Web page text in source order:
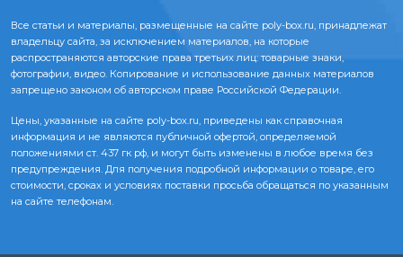
Все статьи и материалы, размещенные на сайте poly-box.ru, принадлежат
владельцу сайта, за исключением материалов, на которые
распространяются авторские права третьих лиц: товарные знаки,
фотографии, видео. Копирование и использование данных материалов
запрещено законом об авторском праве Российской Федерации.
Цены, указанные на сайте poly-box.ru, приведены как справочная
информация и не являются публичной офертой, определяемой
положениями ст. 437 гк рф, и могут быть изменены в любое время без
предупреждения. Для получения подробной информации о товаре, его
стоимости, сроках и условиях поставки просьба обращаться по указанным
на сайте телефонам.